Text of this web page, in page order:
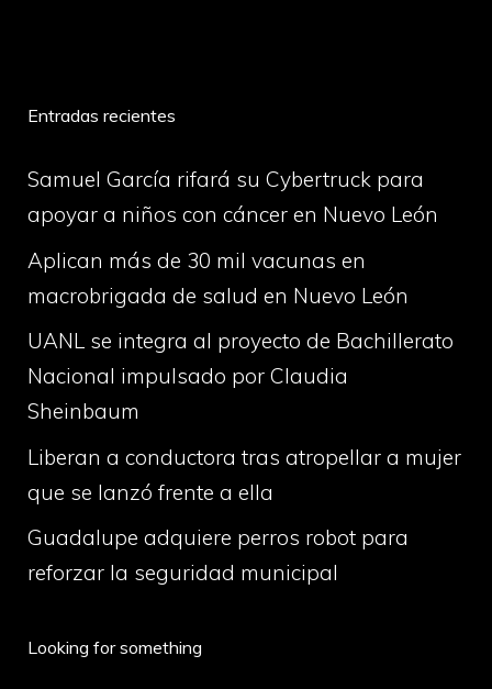
Entradas recientes
Samuel García rifará su Cybertruck para
apoyar a niños con cáncer en Nuevo León
Aplican más de 30 mil vacunas en
macrobrigada de salud en Nuevo León
UANL se integra al proyecto de Bachillerato
Nacional impulsado por Claudia
Sheinbaum
Liberan a conductora tras atropellar a mujer
que se lanzó frente a ella
Guadalupe adquiere perros robot para
reforzar la seguridad municipal
Looking for something